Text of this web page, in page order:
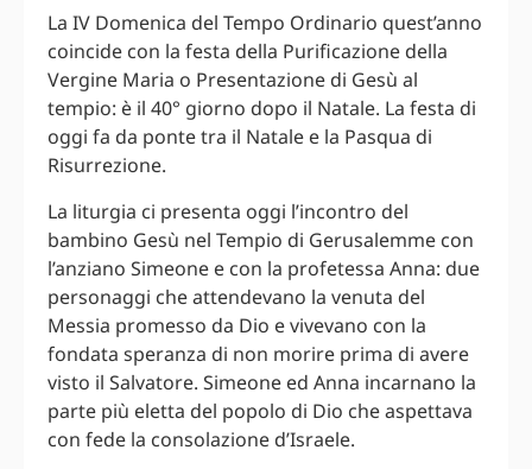
La IV Domenica del Tempo Ordinario quest’anno
coincide con la festa della Purificazione della
Vergine Maria o Presentazione di Gesù al
tempio: è il 40° giorno dopo il Natale. La festa di
oggi fa da ponte tra il Natale e la Pasqua di
Risurrezione.
La liturgia ci presenta oggi l’incontro del
bambino Gesù nel Tempio di Gerusalemme con
l’anziano Simeone e con la profetessa Anna: due
personaggi che attendevano la venuta del
Messia promesso da Dio e vivevano con la
fondata speranza di non morire prima di avere
visto il Salvatore. Simeone ed Anna incarnano la
parte più eletta del popolo di Dio che aspettava
con fede la consolazione d’Israele.